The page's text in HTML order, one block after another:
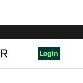
Login